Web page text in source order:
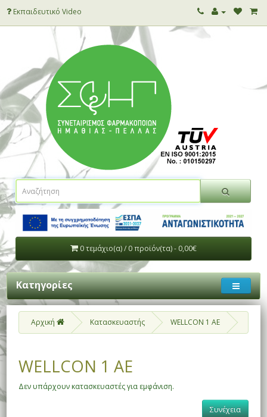
Εκπαιδευτικό Video
0 τεμάχιο(α) / 0 προϊόν(τα) - 0,00€
Κατηγορίες
Αρχική Κατασκευαστής WELLCON 1 AE
WELLCON 1 AE
Δεν υπάρχουν κατασκευαστές για εμφάνιση.
Συνέχεια